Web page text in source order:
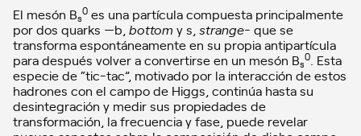
El mesón Bs
0 es una partícula compuesta principalmente
por dos quarks —b, bottom y s, strange- que se
transforma espontáneamente en su propia antipartícula
para después volver a convertirse en un mesón Bs
0 . Esta
especie de “tic-tac”, motivado por la interacción de estos
hadrones con el campo de Higgs, continúa hasta su
desintegración y medir sus propiedades de
transformación, la frecuencia y fase, puede revelar